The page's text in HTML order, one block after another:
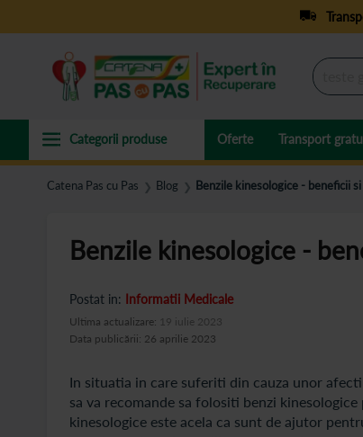
Oferte Transport
Catena Pas cu Pas ❯ Blog ❯ Benzile kinesologice - beneficii
Benzile kinesologice -
Postat in: Informatii Medicale
Data publicării: 26 aprilie 2023
Ultima actualizare: 19 iulie 2023
In situatia in care suferiti din cauza unor
sa va recomande sa folositi benzi
kinesologice este acela ca sunt de ajutor